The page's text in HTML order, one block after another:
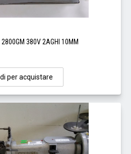
380V 2AGHI 10MM
per acquistare